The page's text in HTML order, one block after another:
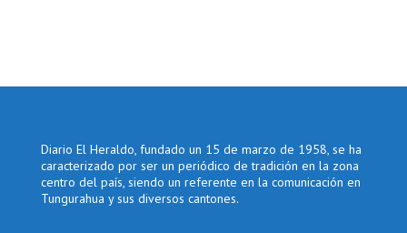
Diario El Heraldo, fundado un 15 de marzo de 1958, se ha
caracterizado por ser un periódico de tradición en la zona
centro del país, siendo un referente en la comunicación en
Tungurahua y sus diversos cantones.